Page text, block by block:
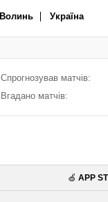
Волинь Україна
Спрогнозував матчів:
Вгадано матчів:
🍏 APP